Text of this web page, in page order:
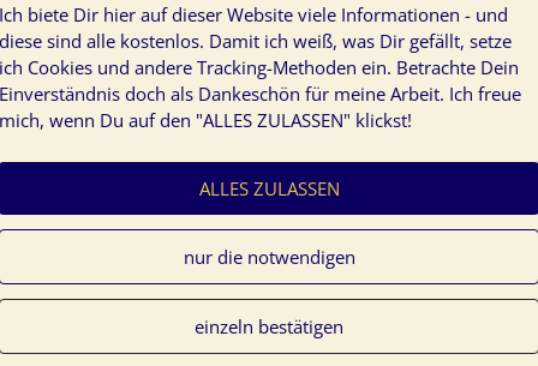
DEIN INDIVIDUELLER WEG ZUR
KLARHEIT IM LEBEN
ZEICHNE DEN WEG ZU DEINEN
JAHRESVISION: WAS GEHT 24 –
WAS KOMMT 25
Ich biete Dir hier auf dieser Website viele Informationen - und
diese sind alle kostenlos. Damit ich weiß, was Dir gefällt, setze
ich Cookies und andere Tracking-Methoden ein. Betrachte Dein
Einverständnis doch als Dankeschön für meine Arbeit. Ich freue
mich, wenn Du auf den "ALLES ZULASSEN" klickst!
ALLES ZULASSEN
nur die notwendigen
einzeln bestätigen